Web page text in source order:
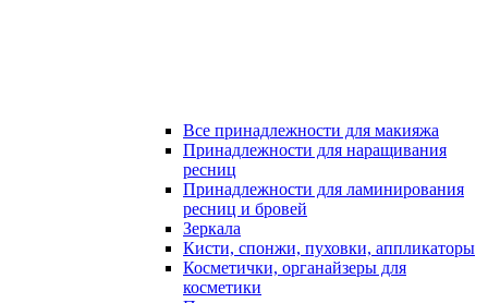
Все принадлежности для макияжа
Принадлежности для наращивания
ресниц
Принадлежности для ламинирования
ресниц и бровей
Зеркала
Кисти, спонжи, пуховки, аппликаторы
Косметички, органайзеры для
косметики